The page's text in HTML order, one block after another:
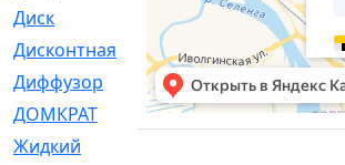
Диск
[418]
Дисконтная
[1]
Диффузор
[1]
ДОМКРАТ
[1]
Жидкий